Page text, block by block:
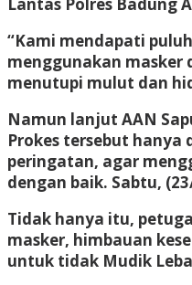
“Kami mendapati
menggunakan masker
menutupi mulut dan
Namun lanjut AAN
Prokes tersebut hanya
peringatan, agar
dengan baik. Sabtu,
Tidak hanya itu,
masker, himbauan
untuk tidak Mudik